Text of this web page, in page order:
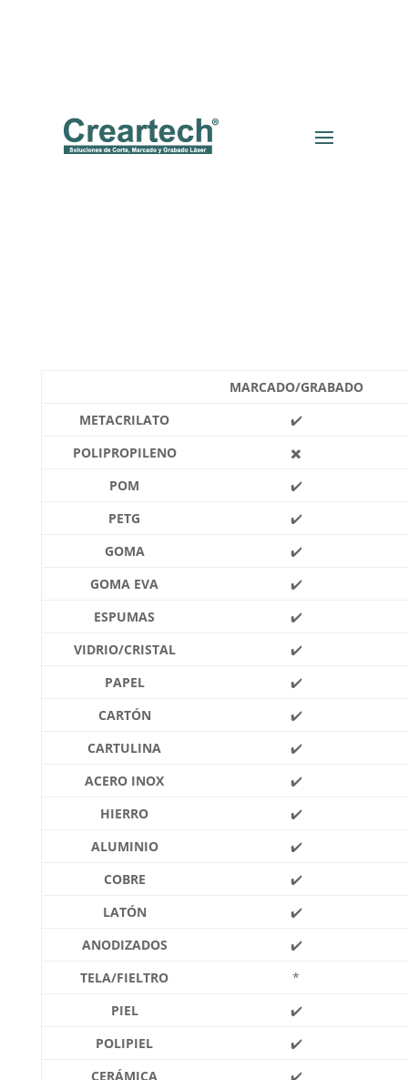
MARCADO/GRABADO
METACRILATO
✔️
POLIPROPILENO
✖️
POM
✔️
PETG
✔️
GOMA
✔️
GOMA EVA
✔️
ESPUMAS
✔️
VIDRIO/CRISTAL
✔️
PAPEL
✔️
CARTÓN
✔️
CARTULINA
✔️
ACERO INOX
✔️
HIERRO
✔️
ALUMINIO
✔️
COBRE
✔️
LATÓN
✔️
ANODIZADOS
✔️
TELA/FIELTRO
*
PIEL
✔️
POLIPIEL
✔️
CERÁMICA
✔️